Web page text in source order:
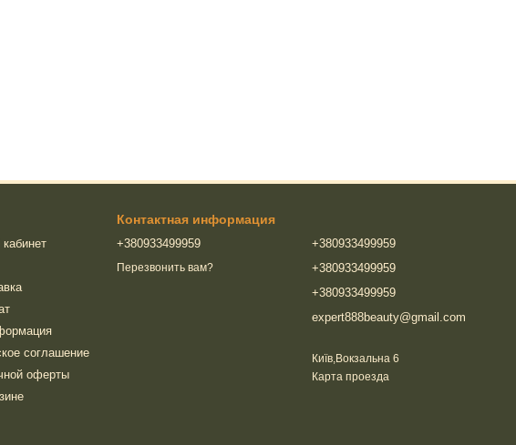
соглашение
оферты
Контактная информация
+380933499959
Перезвонить вам?
+380933499959
+380933499959
+380933499959
expert888beauty@gmail.com
Київ,Вокзальна 6
Карта проезда